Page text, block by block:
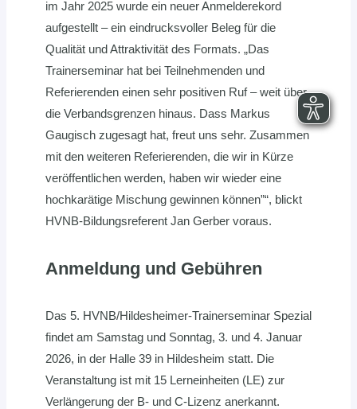
im Jahr 2025 wurde ein neuer Anmelderekord
aufgestellt – ein eindrucksvoller Beleg für die
Qualität und Attraktivität des Formats. „Das
Trainerseminar hat bei Teilnehmenden und
Referierenden einen sehr positiven Ruf – weit über
die Verbandsgrenzen hinaus. Dass Markus
Gaugisch zugesagt hat, freut uns sehr. Zusammen
mit den weiteren Referierenden, die wir in Kürze
veröffentlichen werden, haben wir wieder eine
hochkarätige Mischung gewinnen können”“, blickt
HVNB-Bildungsreferent Jan Gerber voraus.
Anmeldung und Gebühren
Das 5. HVNB/Hildesheimer-Trainerseminar Spezial
findet am Samstag und Sonntag, 3. und 4. Januar
2026, in der Halle 39 in Hildesheim statt. Die
Veranstaltung ist mit 15 Lerneinheiten (LE) zur
Verlängerung der B- und C-Lizenz anerkannt.